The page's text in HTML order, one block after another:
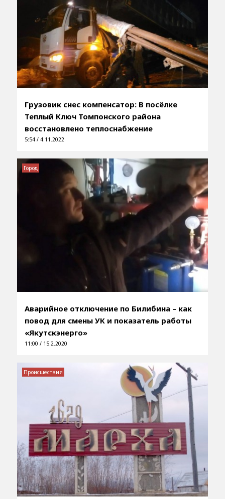
Грузовик снес компенсатор: В посёлке
Теплый Ключ Томпонского района
восстановлено теплоснабжение
5:54 / 4.11.2022
Аварийное отключение по Билибина – как
повод для смены УК и показатель работы
«Якутскэнерго»
11:00 / 15.2.2020
Город
Происшествия